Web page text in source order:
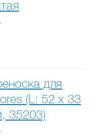
для
(L: 52 х 33
35203)